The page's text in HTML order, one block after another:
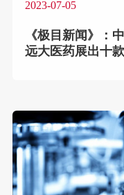
2023-07-05
《极目新闻》：
远大医药展出十